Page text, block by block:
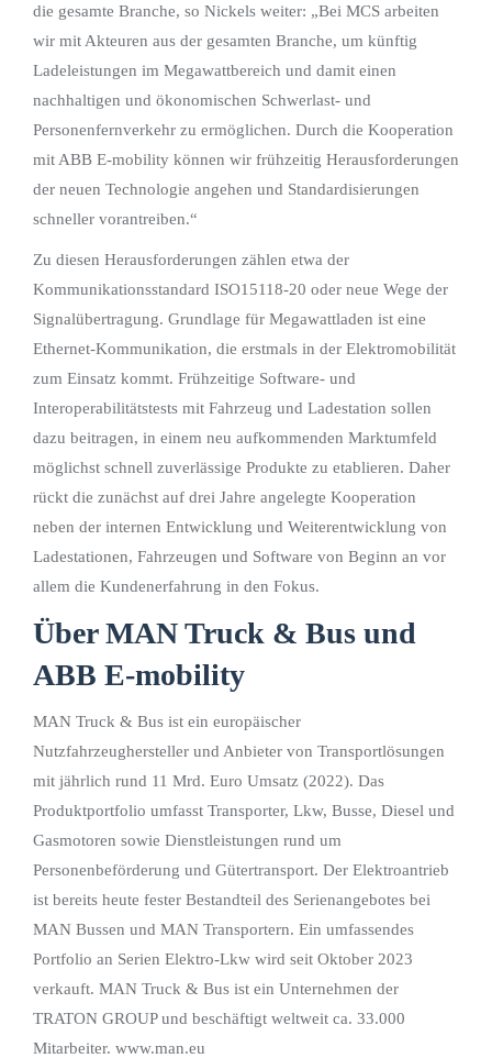
die gesamte Branche, so Nickels weiter: „Bei MCS arbeiten
wir mit Akteuren aus der gesamten Branche, um künftig
Ladeleistungen im Megawattbereich und damit einen
nachhaltigen und ökonomischen Schwerlast- und
Personenfernverkehr zu ermöglichen. Durch die Kooperation
mit ABB E-mobility können wir frühzeitig Herausforderungen
der neuen Technologie angehen und Standardisierungen
schneller vorantreiben.“
Zu diesen Herausforderungen zählen etwa der
Kommunikationsstandard ISO15118-20 oder neue Wege der
Signalübertragung. Grundlage für Megawattladen ist eine
Ethernet-Kommunikation, die erstmals in der Elektromobilität
zum Einsatz kommt. Frühzeitige Software- und
Interoperabilitätstests mit Fahrzeug und Ladestation sollen
dazu beitragen, in einem neu aufkommenden Marktumfeld
möglichst schnell zuverlässige Produkte zu etablieren. Daher
rückt die zunächst auf drei Jahre angelegte Kooperation
neben der internen Entwicklung und Weiterentwicklung von
Ladestationen, Fahrzeugen und Software von Beginn an vor
allem die Kundenerfahrung in den Fokus.
Über MAN Truck & Bus und
ABB E-mobility
MAN Truck & Bus ist ein europäischer
Nutzfahrzeughersteller und Anbieter von Transportlösungen
mit jährlich rund 11 Mrd. Euro Umsatz (2022). Das
Produktportfolio umfasst Transporter, Lkw, Busse, Diesel und
Gasmotoren sowie Dienstleistungen rund um
Personenbeförderung und Gütertransport. Der Elektroantrieb
ist bereits heute fester Bestandteil des Serienangebotes bei
MAN Bussen und MAN Transportern. Ein umfassendes
Portfolio an Serien Elektro-Lkw wird seit Oktober 2023
verkauft. MAN Truck & Bus ist ein Unternehmen der
TRATON GROUP und beschäftigt weltweit ca. 33.000
Mitarbeiter. www.man.eu